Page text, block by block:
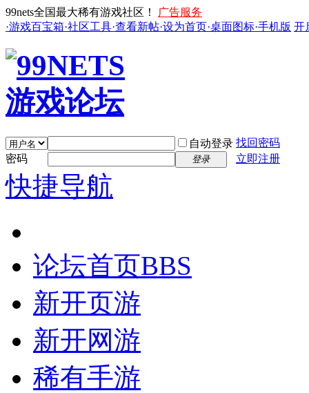
99nets全国最大稀有游戏社区！
广告服务
·游戏百宝箱·社区工具·查看新帖·设为首页·桌面图标·手机版 开
自动登录 找回密码
密码
登录 立即注册
快捷导航
论坛首页BBS
新开页游
新开网游
稀有手游